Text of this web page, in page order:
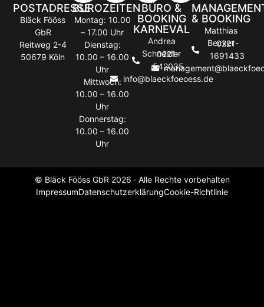
POSTADRESSE
Bläck Fööss
GbR
Reitweg 2-4
50679 Köln
BÜROZEITEN
Montag: 10.00
– 17.00 Uhr
Dienstag:
10.00 – 16.00
Uhr
Mittwoch:
10.00 – 16.00
Uhr
Donnerstag:
10.00 – 16.00
Uhr
BÜRO &
BOOKING
KARNEVAL
Andrea
Schneider
0221-
542035
info@blaeckfoeoess.de
& BOOKING
Matthias
Becker
0221-
1691433
© Bläck Fööss GbR 2026 · Alle Rechte vorbehalten
ImpressumDatenschutzerklärungCookie-Richtlinie